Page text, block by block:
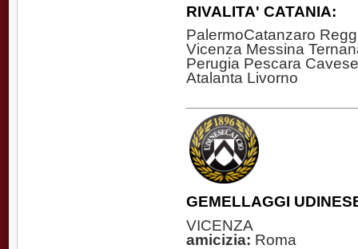
RIVALITA' CATANIA:
PalermoCatanzaro
Vicenza Messina
Perugia Pescara
Atalanta Livorno
GEMELLAGGI
VICENZA
amicizia: Roma